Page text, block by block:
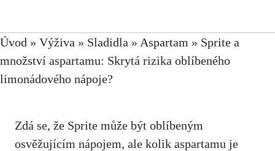
Úvod » Výživa » Sladidla » Aspartam » Sprite a
množství aspartamu: Skrytá rizika oblíbeného
limonádového nápoje?
Zdá se, že Sprite může být oblíbeným
‌osvěžujícím nápojem, ale kolik aspartamu je